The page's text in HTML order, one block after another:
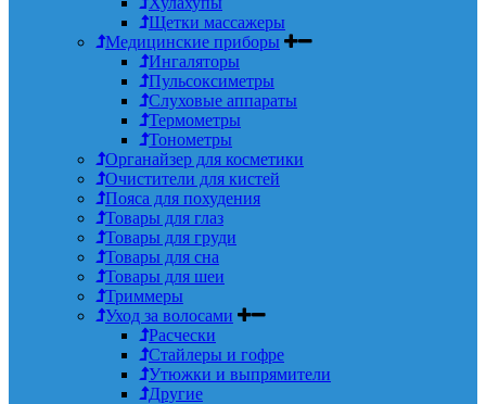
Щетки массажеры
Медицинские приборы
Ингаляторы
Пульсоксиметры
Слуховые аппараты
Термометры
Тонометры
Органайзер для косметики
Очистители для кистей
Пояса для похудения
Товары для глаз
Товары для груди
Товары для сна
Товары для шеи
Триммеры
Уход за волосами
Расчески
Стайлеры и гофре
Утюжки и выпрямители
Другие